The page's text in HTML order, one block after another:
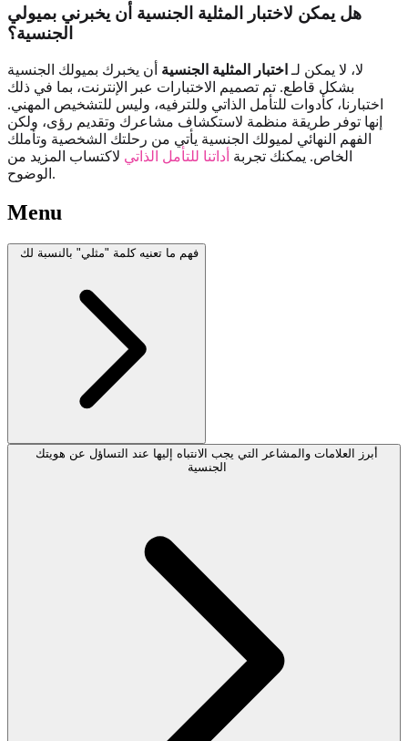
هل يمكن لاختبار المثلية الجنسية أن يخبرني بميولي
الجنسية؟
لا، لا يمكن لـ اختبار المثلية الجنسية أن يخبرك بميولك الجنسية
بشكل قاطع. تم تصميم الاختبارات عبر الإنترنت، بما في ذلك
اختبارنا، كأدوات للتأمل الذاتي وللترفيه، وليس للتشخيص المهني.
إنها توفر طريقة منظمة لاستكشاف مشاعرك وتقديم رؤى، ولكن
الفهم النهائي لميولك الجنسية يأتي من رحلتك الشخصية وتأملك
الخاص. يمكنك تجربة أداتنا للتأمل الذاتي لاكتساب المزيد من
الوضوح.
Menu
فهم ما تعنيه كلمة "مثلي" بالنسبة لك
أبرز العلامات والمشاعر التي يجب الانتباه إليها عند التساؤل عن هويتك
الجنسية